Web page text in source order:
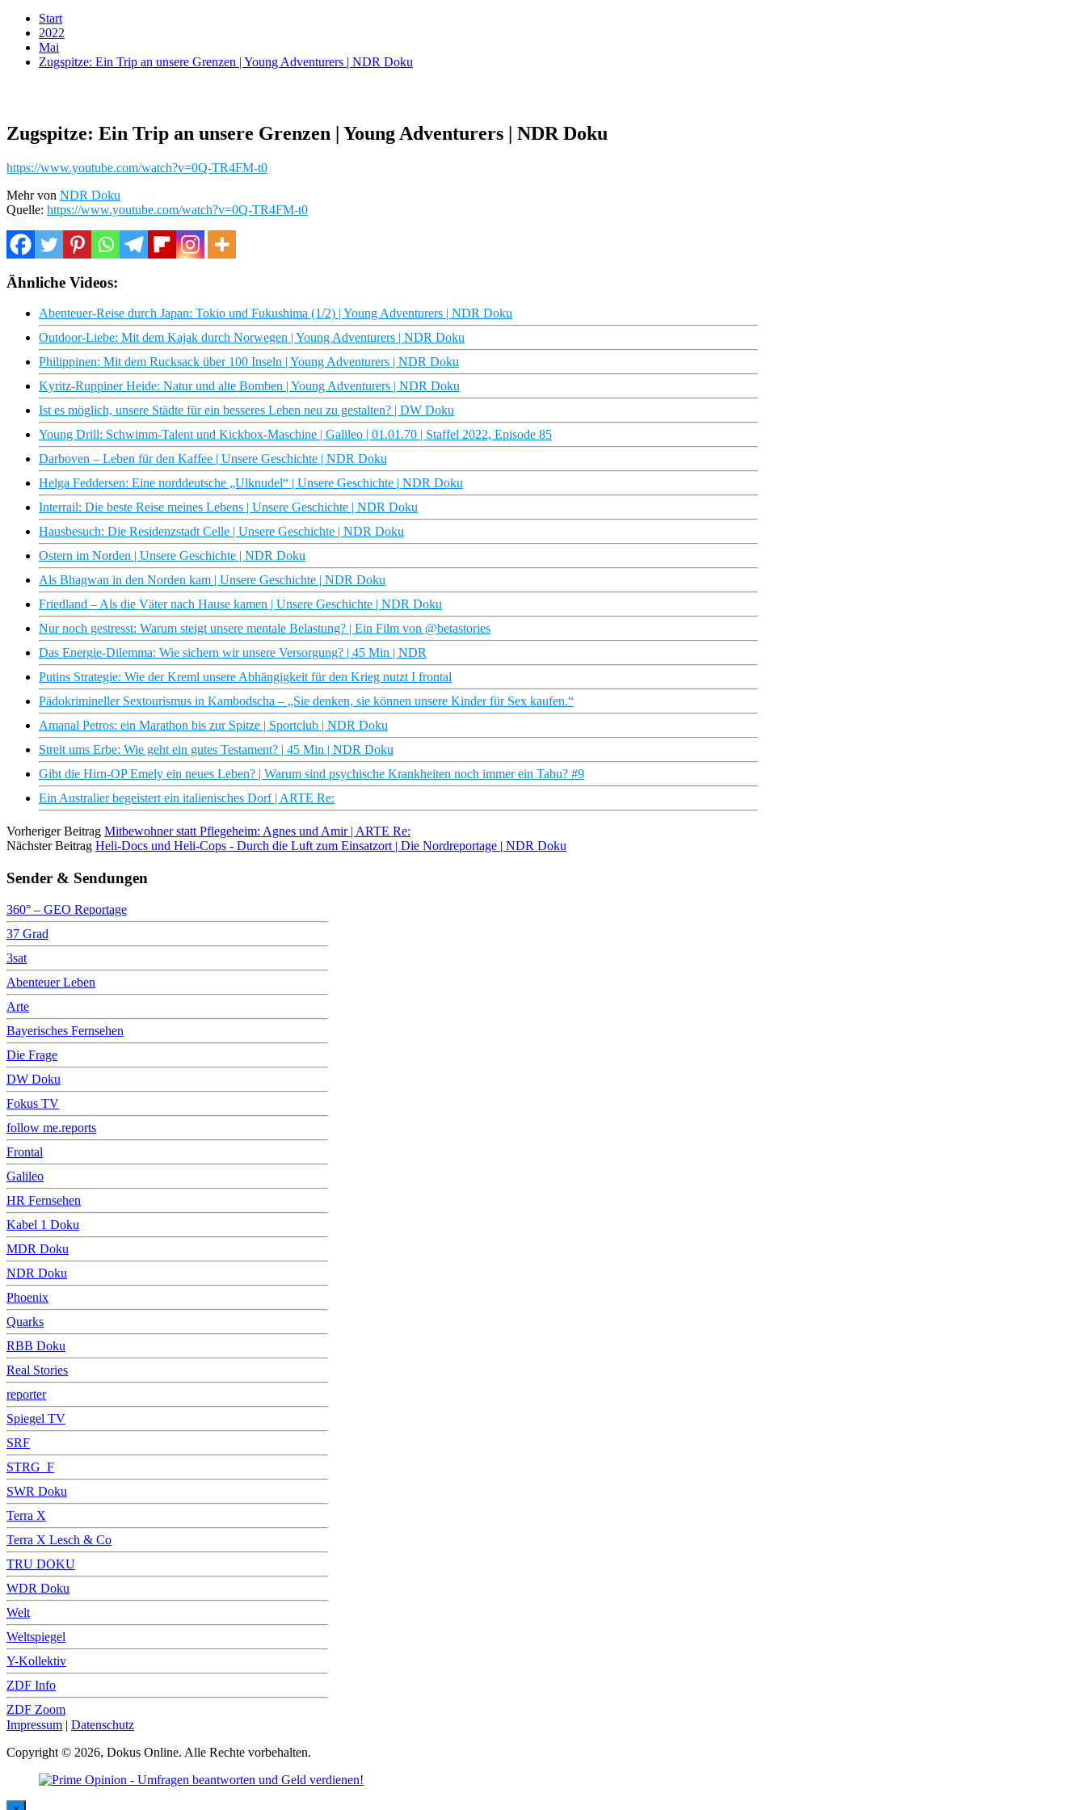
Start
2022
Mai
Zugspitze: Ein Trip an unsere Grenzen | Young Adventurers | NDR Doku
Zugspitze: Ein Trip an unsere Grenzen | Young Adventurers | NDR Doku
https://www.youtube.com/watch?v=0Q-TR4FM-t0
Mehr von NDR Doku
Quelle: https://www.youtube.com/watch?v=0Q-TR4FM-t0
Ähnliche Videos:
Abenteuer-Reise durch Japan: Tokio und Fukushima (1/2) | Young Adventurers | NDR Doku
Outdoor-Liebe: Mit dem Kajak durch Norwegen | Young Adventurers | NDR Doku
Philippinen: Mit dem Rucksack über 100 Inseln | Young Adventurers | NDR Doku
Kyritz-Ruppiner Heide: Natur und alte Bomben | Young Adventurers | NDR Doku
Ist es möglich, unsere Städte für ein besseres Leben neu zu gestalten? | DW Doku
Young Drill: Schwimm-Talent und Kickbox-Maschine | Galileo | 01.01.70 | Staffel 2022, Episode 85
Darboven – Leben für den Kaffee | Unsere Geschichte | NDR Doku
Helga Feddersen: Eine norddeutsche „Ulknudel“ | Unsere Geschichte | NDR Doku
Interrail: Die beste Reise meines Lebens | Unsere Geschichte | NDR Doku
Hausbesuch: Die Residenzstadt Celle | Unsere Geschichte | NDR Doku
Ostern im Norden | Unsere Geschichte | NDR Doku
Als Bhagwan in den Norden kam | Unsere Geschichte | NDR Doku
Friedland – Als die Väter nach Hause kamen | Unsere Geschichte | NDR Doku
Nur noch gestresst: Warum steigt unsere mentale Belastung? | Ein Film von @betastories
Das Energie-Dilemma: Wie sichern wir unsere Versorgung? | 45 Min | NDR
Putins Strategie: Wie der Kreml unsere Abhängigkeit für den Krieg nutzt I frontal
Pädokrimineller Sextourismus in Kambodscha – „Sie denken, sie können unsere Kinder für Sex kaufen.“
Amanal Petros: ein Marathon bis zur Spitze | Sportclub | NDR Doku
Streit ums Erbe: Wie geht ein gutes Testament? | 45 Min | NDR Doku
Gibt die Hirn-OP Emely ein neues Leben? | Warum sind psychische Krankheiten noch immer ein Tabu? #9
Ein Australier begeistert ein italienisches Dorf | ARTE Re:
Vorheriger Beitrag Mitbewohner statt Pflegeheim: Agnes und Amir | ARTE Re:
Nächster Beitrag Heli-Docs und Heli-Cops - Durch die Luft zum Einsatzort | Die Nordreportage | NDR Doku
Sender & Sendungen
360° – GEO Reportage
37 Grad
3sat
Abenteuer Leben
Arte
Bayerisches Fernsehen
Die Frage
DW Doku
Fokus TV
follow me.reports
Frontal
Galileo
HR Fernsehen
Kabel 1 Doku
MDR Doku
NDR Doku
Phoenix
Quarks
RBB Doku
Real Stories
reporter
Spiegel TV
SRF
STRG_F
SWR Doku
Terra X
Terra X Lesch & Co
TRU DOKU
WDR Doku
Welt
Weltspiegel
Y-Kollektiv
ZDF Info
ZDF Zoom
Impressum | Datenschutz
Copyright © 2026, Dokus Online. Alle Rechte vorbehalten.